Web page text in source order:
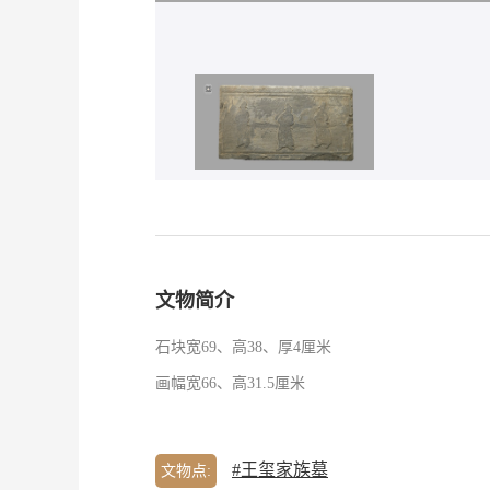
文物简介
石块宽69、高38、厚4厘米
画幅宽66、高31.5厘米
文物点: #王玺家族墓